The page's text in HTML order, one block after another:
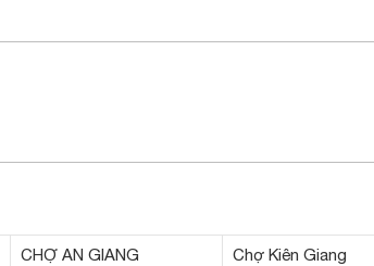
CHỢ AN GIANG Chợ Kiên Giang